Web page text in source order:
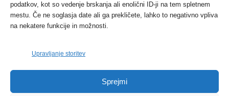
podatkov, kot so vedenje brskanja ali enolični ID-ji na tem spletnem
mestu. Če ne soglasja date ali ga prekličete, lahko to negativno vpliva
na nekatere funkcije in možnosti.
Upravljanje storitev
Sprejmi
Tožilstvo v Celovcu v korist elektrarnam
Verbund
FOTO: Razstava cvetličarskega mojstra Andreja
Dogodki 27. novembra, 2017